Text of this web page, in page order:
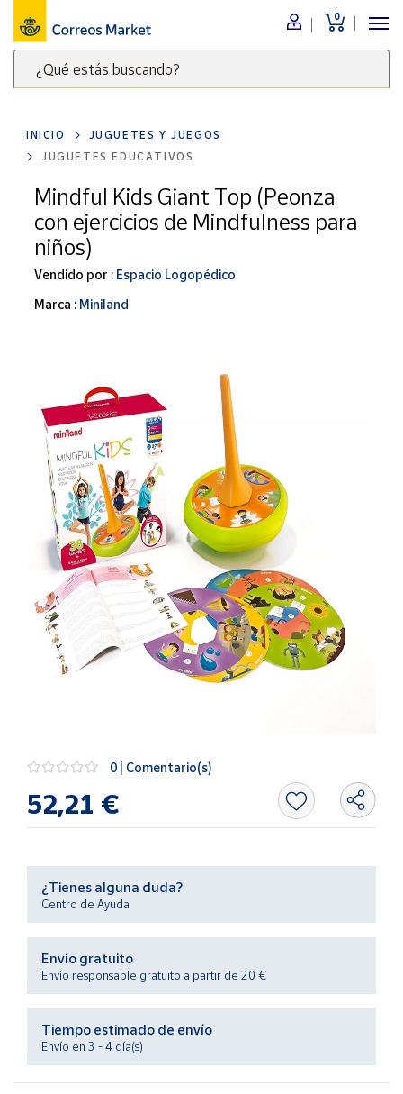
0
¿Qué estás buscando?
clave
para
buscar
productos
Correos
Market
Menú
Nuestro
catálogo
Alimentación
Ocio y cultura
Juguetes y
juegos
Libros y
Artesanía
Oficina y
Papelería
Para Canarias,
Ceuta y Melilla
populares
Bono
Cultural
Nuestros
Market
Productos
Solidarios
Ayuda
Centro
de ayuda
Contacto
Vendedores
INICIO
JUGUETES Y JUEGOS
JUGUETES EDUCATIVOS
Mindful Kids Giant Top (Peonza
con ejercicios de Mindfulness para
niños)
Vendido por : Espacio Logopédico
Marca : Miniland
0 | Comentario(s)
52,21 €
¿Tienes alguna duda?
Centro de Ayuda
Envío gratuito
Envío responsable gratuito a partir de 20 €
Tiempo estimado de envío
Envío en 3 - 4 día(s)